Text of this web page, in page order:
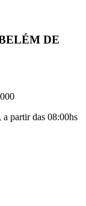
DE
partir das 08:00hs